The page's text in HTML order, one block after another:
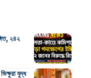
২৪২
যুদ্ধ